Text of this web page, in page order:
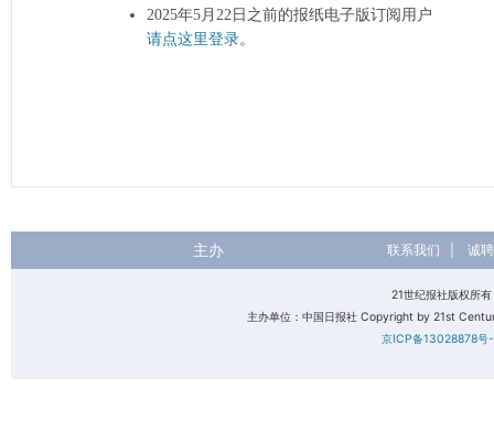
2025年5月22日之前的报纸电子版订阅用户
请点这里登录。
主办 联系我们 诚
21世纪报社版权所
主办单位：中国日报社 Copyright by 21st
京ICP备13028878号